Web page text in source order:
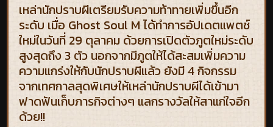
เหล่านักปราบผีเตรียมรับความท้าทายเพิ่มขึ้นอีก
ระดับ เมื่อ Ghost Soul M ได้ทำการอัปเดตแพตซ์
ใหม่ในวันที่ 29 ตุลาคม ด้วยการเปิดตัวภูตใหม่ระดับ
สูงสุดถึง 3 ตัว นอกจากมีภูตให้ได้สะสมเพิ่มความ
ความแกร่งให้กับนักปราบผีแล้ว ยังมี 4 กิจกรรม
จากเทศกาลสุดพิเศษให้เหล่านักปราบผีได้เข้ามา
ฟาดฟันเก็บภารกิจต่างๆ แลกรางวัลให้สาแก่ใจอีก
ด้วย!!